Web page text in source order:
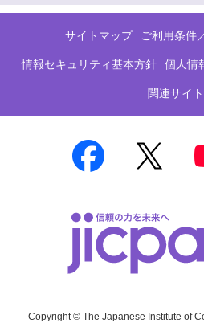
サイトマップ ご利用条件
情報セキュリティ基本方針 個人情
関連サイト
Copyright © The Japanese Institute of